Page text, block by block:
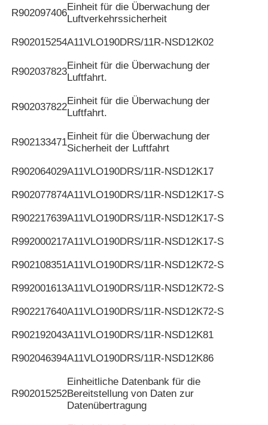
R902097406
Einheit für die Überwachung der
Luftverkehrssicherheit
R902015254A11VLO190DRS/11R-NSD12K02
R902037823
Einheit für die Überwachung der
Luftfahrt.
R902037822
Einheit für die Überwachung der
Luftfahrt.
R902133471
Einheit für die Überwachung der
Sicherheit der Luftfahrt
R902064029A11VLO190DRS/11R-NSD12K17
R902077874A11VLO190DRS/11R-NSD12K17-S
R902217639A11VLO190DRS/11R-NSD12K17-S
R992000217A11VLO190DRS/11R-NSD12K17-S
R902108351A11VLO190DRS/11R-NSD12K72-S
R992001613A11VLO190DRS/11R-NSD12K72-S
R902217640A11VLO190DRS/11R-NSD12K72-S
R902192043A11VLO190DRS/11R-NSD12K81
R902046394A11VLO190DRS/11R-NSD12K86
R902015252
Einheitliche Datenbank für die
Bereitstellung von Daten zur
Datenübertragung